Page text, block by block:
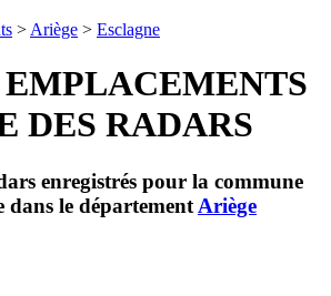
> Ariège > Esclagne
EMPLACEMENTS
DES RADARS
enregistrés pour la commune
dans le département Ariège